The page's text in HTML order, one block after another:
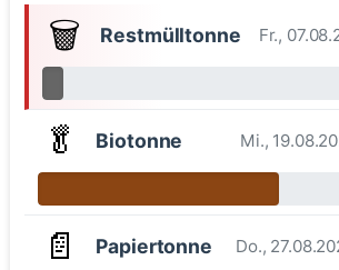
🗑️ Restmülltonne Fr.,
🥬 Biotonne Mi.,
📄 Papiertonne Do.,